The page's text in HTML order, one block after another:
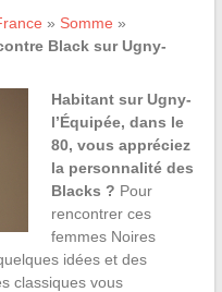
» Somme »
Black sur Ugny-
Habitant sur Ugny-
l’Équipée, dans le
80, vous appréciez
la personnalité des
Blacks ? Pour
rencontrer ces
femmes Noires
idées et des
classiques vous